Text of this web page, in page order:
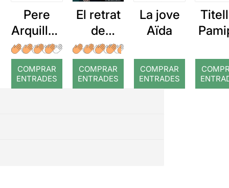
Pere
Arquillué
: Coral
romput
COMPRAR
ENTRADES
El retrat
de
Dorian
Gray
COMPRAR
ENTRADES
La jove
Aïda
COMPRAR
ENTRADES
on